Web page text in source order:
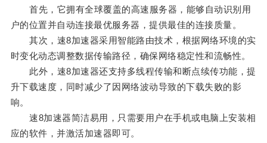
首先，它拥有全球覆盖的高速服务器，能够自动识别用
户的位置并自动连接最优服务器，提供最佳的连接质量。
其次，速8加速器采用智能路由技术，根据网络环境的实
时变化动态调整数据传输路径，确保网络稳定性和流畅性。
此外，速8加速器还支持多线程传输和断点续传功能，提
升下载速度，同时减少了因网络波动导致的下载失败的影
响。
速8加速器简洁易用，只需要用户在手机或电脑上安装相
应的软件，并激活加速器即可。